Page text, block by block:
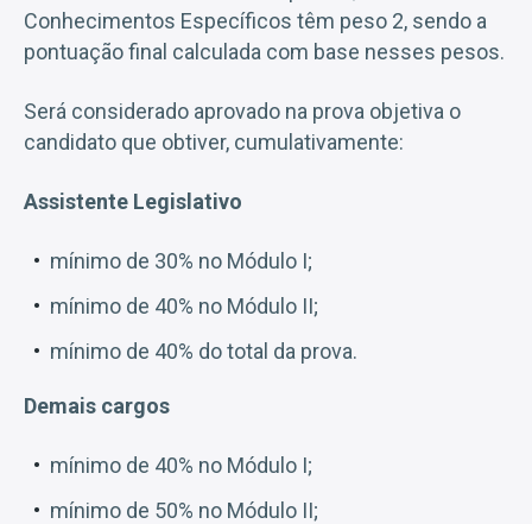
Conhecimentos Específicos têm peso 2, sendo a
pontuação final calculada com base nesses pesos.
Será considerado aprovado na prova objetiva o
candidato que obtiver, cumulativamente:
Assistente Legislativo
mínimo de 30% no Módulo I;
mínimo de 40% no Módulo II;
mínimo de 40% do total da prova.
Demais cargos
mínimo de 40% no Módulo I;
mínimo de 50% no Módulo II;